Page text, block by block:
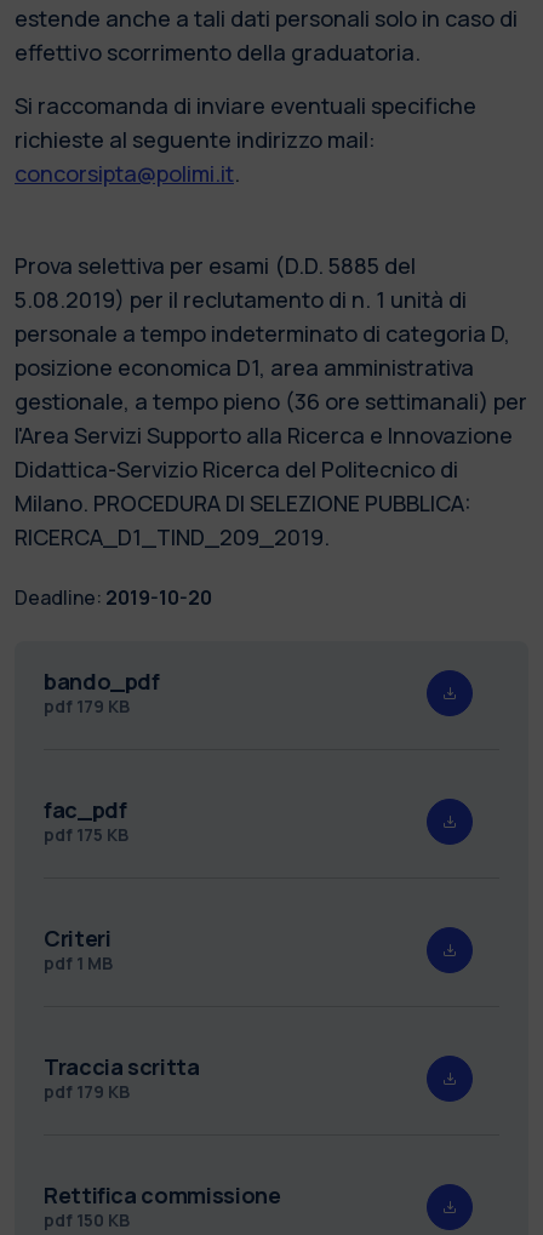
estende anche a tali dati personali solo in caso di
effettivo scorrimento della graduatoria.
Si raccomanda di inviare eventuali specifiche
richieste al seguente indirizzo mail:
concorsipta@polimi.it.
Prova selettiva per esami (D.D. 5885 del
5.08.2019) per il reclutamento di n. 1 unità di
personale a tempo indeterminato di categoria D,
posizione economica D1, area amministrativa
gestionale, a tempo pieno (36 ore settimanali) per
l'Area Servizi Supporto alla Ricerca e Innovazione
Didattica-Servizio Ricerca del Politecnico di
Milano. PROCEDURA DI SELEZIONE PUBBLICA:
RICERCA_D1_TIND_209_2019.
Deadline: 2019-10-20
bando_pdf
pdf 179 KB
fac_pdf
pdf 175 KB
Criteri
pdf 1 MB
Traccia scritta
pdf 179 KB
Rettifica commissione
pdf 150 KB